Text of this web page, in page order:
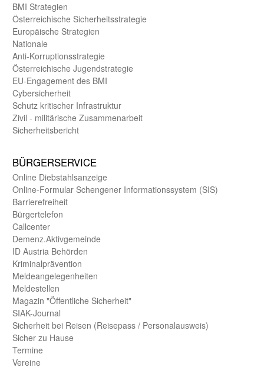
BMI Strategien
Öster­reichische Sicherheits­strategie
Europäische Strategien
Nationale
Anti-Korruptions­strategie
Öster­reichische Jugend­strategie
EU-Engagement des BMI
Cybersicherheit
Schutz kritischer Infra­struktur
Zivil - militärische Zusammen­arbeit
Sicherheits­bericht
BÜRGER­SERVICE
Online Diebstahls­anzeige
Online-Formular Schengener Informationssystem (SIS)
Barriere­freiheit
Bürger­telefon
Call­center
Demenz.Aktiv­gemeinde
ID Austria Behörden
Kriminal­prävention
Melde­an­ge­le­gen­heiten
Meld­estellen
Magazin "Öffentliche Sicherheit"
SIAK-Journal
Sicherheit bei Reisen (Reise­pass / Personal­ausweis)
Sicher zu Hause
Termine
Vereine